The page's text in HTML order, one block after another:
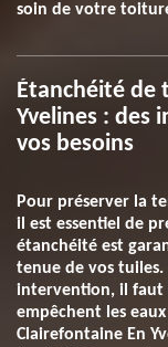
soin de votre
Étanchéité de
Yvelines : des
vos besoins
Pour préserver la
il est essentiel de
étanchéité est
tenue de vos
intervention, il faut
empêchent les
Clairefontaine En